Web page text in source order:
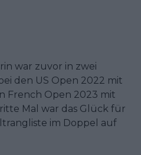
war zuvor in zwei
den US Open 2022 mit
French Open 2023 mit
Mal war das Glück für
im Doppel auf